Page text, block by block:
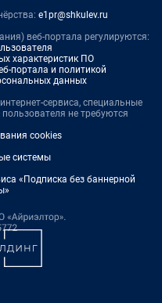
e1pr@shkulev.ru
веб-портала регулируются:
характеристик ПО
портала и политикой
данных
сервиса, специальные
не требуются
cookies
системы
«Подписка без баннерной